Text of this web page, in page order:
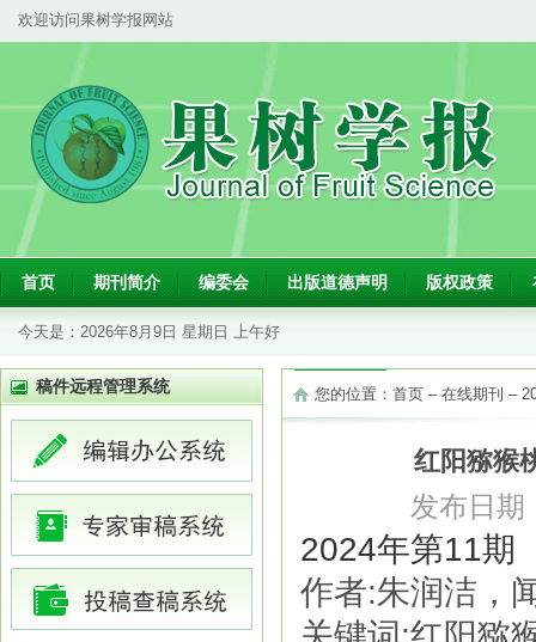
欢迎访问果树学报网站
首页 期刊简介 编委会 出版道德声明 版权政策
今天是： 2026年8月9日 星期日 上午好
稿件远程管理系统 您的位置： 首页 – 在线期刊 –
红阳猕猴
发布日期
2024年第11期
作者:朱润洁，